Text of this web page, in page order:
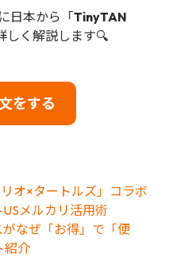
日本から「TinyTAN
しく解説します🔍
をする
オ×タートルズ」コラボ
メルカリ活用術
なぜ「お得」で「便
紹介